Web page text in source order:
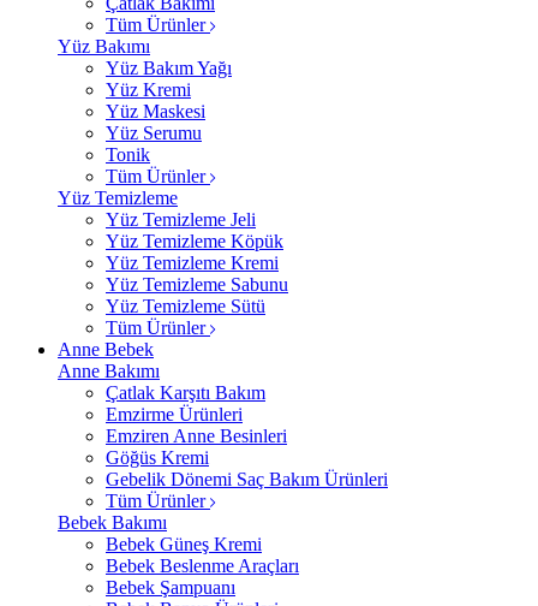
Tüm Ürünler
Yüz Bakımı
Yüz Bakım Yağı
Yüz Kremi
Yüz Maskesi
Yüz Serumu
Tonik
Tüm Ürünler
Yüz Temizleme
Yüz Temizleme Jeli
Yüz Temizleme Köpük
Yüz Temizleme Kremi
Yüz Temizleme Sabunu
Yüz Temizleme Sütü
Tüm Ürünler
Anne Bebek
Anne Bakımı
Çatlak Karşıtı Bakım
Emzirme Ürünleri
Emziren Anne Besinleri
Göğüs Kremi
Gebelik Dönemi Saç Bakım Ürünleri
Tüm Ürünler
Bebek Bakımı
Bebek Güneş Kremi
Bebek Beslenme Araçları
Bebek Şampuanı